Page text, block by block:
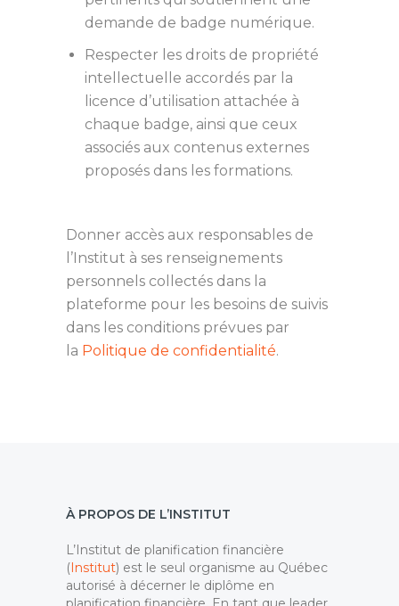
demande de badge numérique.
Respecter les droits de propriété
intellectuelle accordés par la
licence d’utilisation attachée à
chaque badge, ainsi que ceux
associés aux contenus externes
proposés dans les formations.
Donner accès aux responsables de
l’Institut à ses renseignements
personnels collectés dans la
plateforme pour les besoins de suivis
dans les conditions prévues par
la Politique de confidentialité.
À PROPOS DE L’INSTITUT
L’Institut de planification financière
(Institut) est le seul organisme au Québec
autorisé à décerner le diplôme en